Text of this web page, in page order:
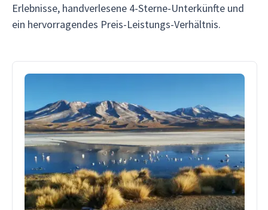
Erlebnisse, handverlesene 4-Sterne-Unterkünfte und
ein hervorragendes Preis-Leistungs-Verhältnis.